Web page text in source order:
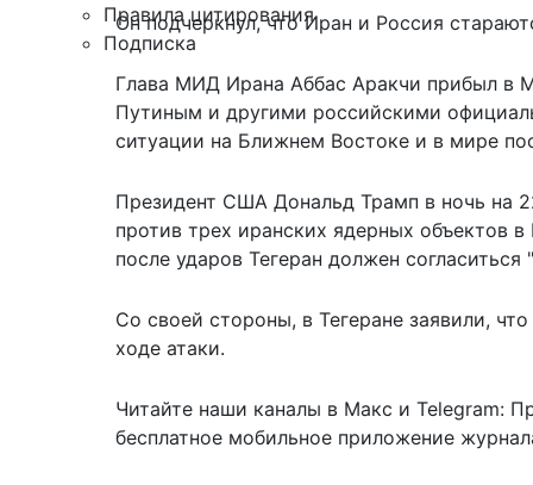
Правила цитирования
Подписка
Он подчеркнул, что Иран и Россия
Глава МИД Ирана Аббас Аракчи прибыл в
Путиным и другими российскими
ситуации на Ближнем Востоке и в мире
Президент США Дональд Трамп в ночь на
против трех иранских ядерных объектов
после ударов Тегеран должен согласиться
Со своей стороны, в Тегеране заявили,
ходе атаки.
Читайте наши каналы в Макс и Telegram:
бесплатное мобильное приложение